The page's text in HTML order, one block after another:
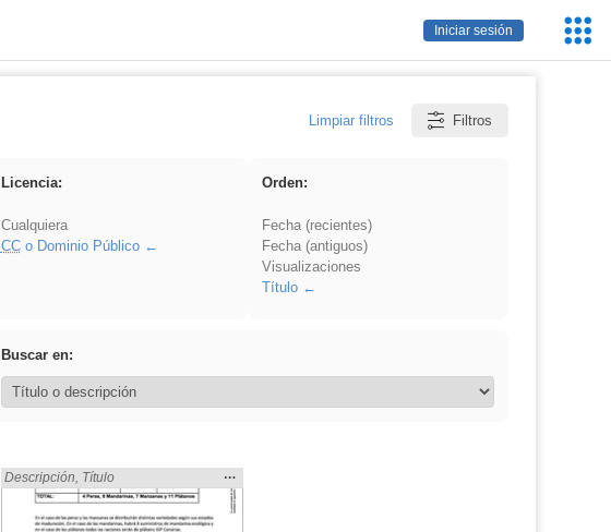
Iniciar sesión
Limpiar filtros Filtros
Licencia:
Cualquiera
CCo Dominio Público
Orden:
Fecha (recientes)
Fecha (antiguos)
Visualizaciones
Título
Buscar en:
Encontrado «fruto» en:
Descripción Título
Mostrar
la
ubicación
…